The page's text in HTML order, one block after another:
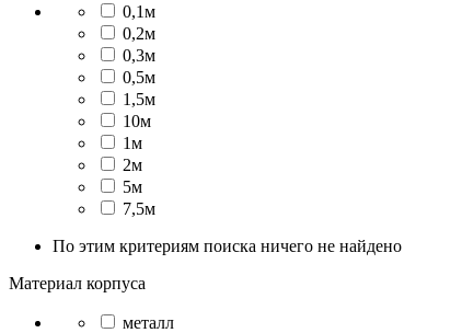
0,1м
0,2м
0,3м
0,5м
1,5м
10м
1м
2м
5м
7,5м
По этим критериям поиска ничего не найдено
Материал корпуса
металл